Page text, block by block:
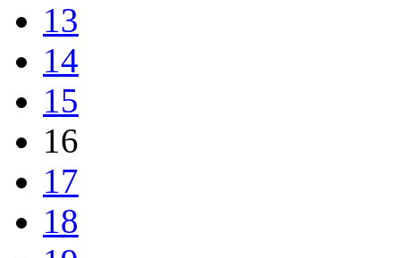
13
14
15
16
17
18